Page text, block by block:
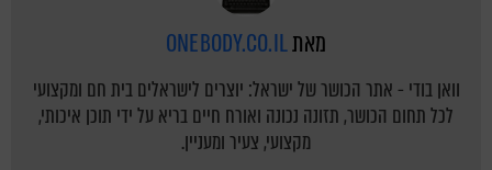
מאתONEBODY.CO.IL
וואן בודי - אתר הכושר של ישראל: יוצרים לישראלים בית חם ומקצועי
לכל תחום הכושר, תזונה נכונה ואורח חיים בריא על ידי תוכן איכותי,
מקצועי, צעיר ומעניין.